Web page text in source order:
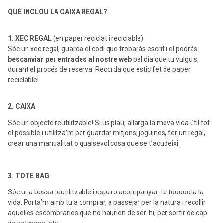
QUÈ INCLOU LA CAIXA REGAL?
1. XEC REGAL(en paper reciclat i reciclable)
Sóc un xec regal; guarda el codi que trobaràs escrit i el podràs
bescanviar per entrades al nostre webpel dia que tu vulguis,
durant el procés de reserva. Recorda que estic fet de paper
reciclable!
2. CAIXA
Sóc un objecte reutilitzable! Si us plau, allarga la meva vida útil tot
el possible i utilitza’m per guardar mitjons, joguines, fer un regal,
crear una manualitat o qualsevol cosa que se t’acudeixi.
3. TOTE BAG
Sóc una bossa reutilitzable i espero acompanyar-te tooooota la
vida. Porta’m amb tu a comprar, a passejar per la natura i recollir
aquelles escombraries que no haurien de ser-hi, per sortir de cap